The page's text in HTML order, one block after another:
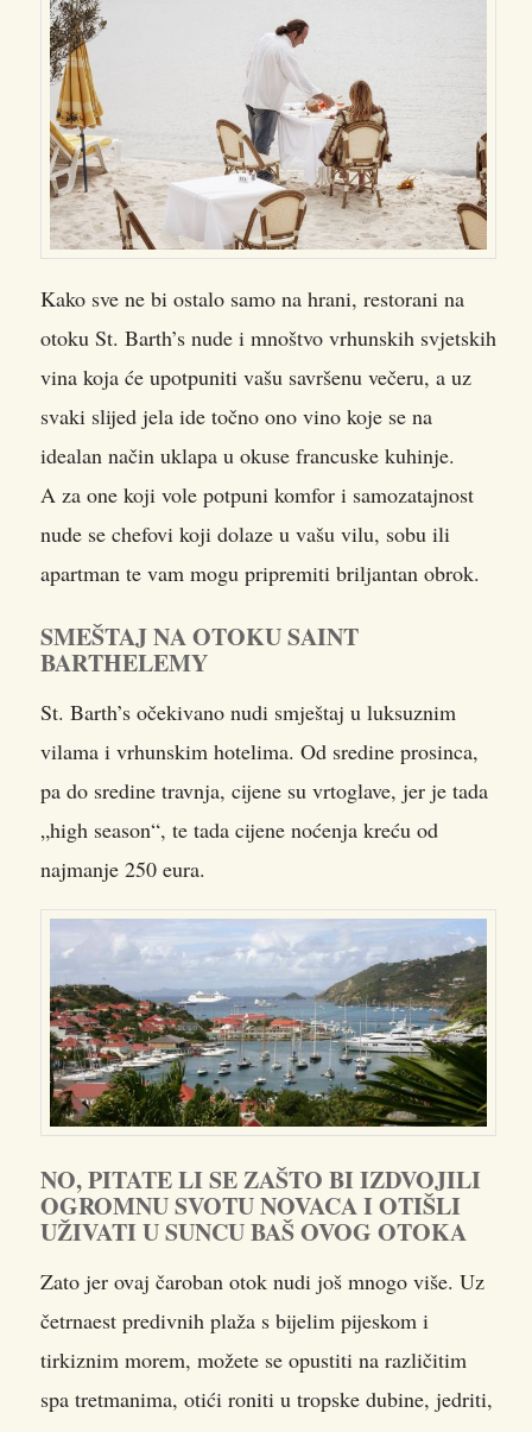
Kako sve ne bi ostalo samo na hrani, restorani na
otoku St. Barth’s nude i mnoštvo vrhunskih svjetskih
vina koja će upotpuniti vašu savršenu večeru, a uz
svaki slijed jela ide točno ono vino koje se na
idealan način uklapa u okuse francuske kuhinje.
A za one koji vole potpuni komfor i samozatajnost
nude se chefovi koji dolaze u vašu vilu, sobu ili
apartman te vam mogu pripremiti briljantan obrok.
SMEŠTAJ NA OTOKU SAINT
BARTHELEMY
St. Barth’s očekivano nudi smještaj u luksuznim
vilama i vrhunskim hotelima. Od sredine prosinca,
pa do sredine travnja, cijene su vrtoglave, jer je tada
„high season“, te tada cijene noćenja kreću od
najmanje 250 eura.
NO, PITATE LI SE ZAŠTO BI IZDVOJILI
OGROMNU SVOTU NOVACA I OTIŠLI
UŽIVATI U SUNCU BAŠ OVOG OTOKA
Zato jer ovaj čaroban otok nudi još mnogo više. Uz
četrnaest predivnih plaža s bijelim pijeskom i
tirkiznim morem, možete se opustiti na različitim
spa tretmanima, otići roniti u tropske dubine, jedriti,